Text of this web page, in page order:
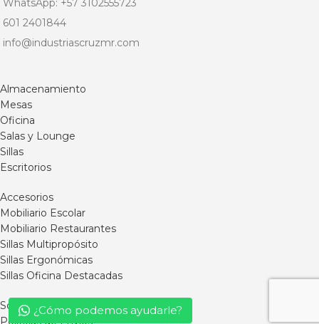
601 2401844
info@industriascruzmr.com
Almacenamiento
Mesas
Oficina
Salas y Lounge
Sillas
Escritorios
Accesorios
Mobiliario Escolar
Mobiliario Restaurantes
Sillas Multipropósito
Sillas Ergonómicas
Sillas Oficina Destacadas
Somos MR
Políticas de Envíos
¿Cómo podemos ayudarle?